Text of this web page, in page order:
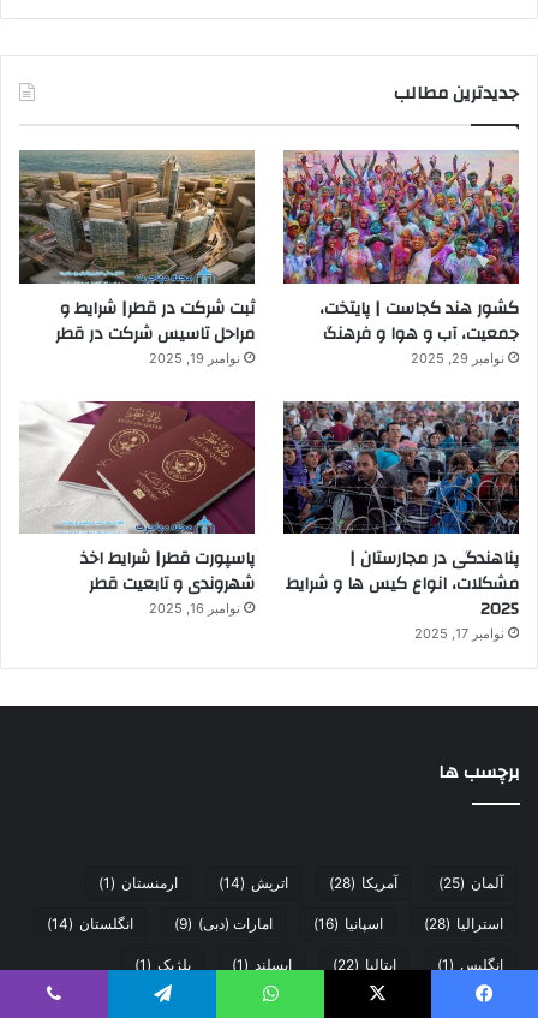
جدیدترین مطالب
کشور هند کجاست | پایتخت،
جمعیت، آب و هوا و فرهنگ
نوامبر 29, 2025
ثبت شرکت در قطر| شرایط و
مراحل تاسیس شرکت در قطر
نوامبر 19, 2025
پناهندگی در مجارستان |
مشکلات، انواع کیس ها و شرایط
2025
نوامبر 17, 2025
پاسپورت قطر| شرایط اخذ
شهروندی و تابعیت قطر
نوامبر 16, 2025
برچسب ها
آلمان (25) آمریکا (28) اتریش (14) ارمنستان (1)
استرالیا (28) اسپانیا (16) امارات (دبی) (9) انگلستان (14)
انگلیس (1) ایتالیا (22) ایسلند (1) بلژیک (1)
ترکیه دانمارک دومینیکا روسیه